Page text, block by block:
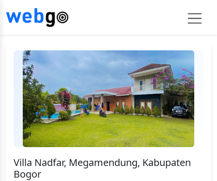
Villa Nadfar, Megamendung, Kabupaten
Bogor